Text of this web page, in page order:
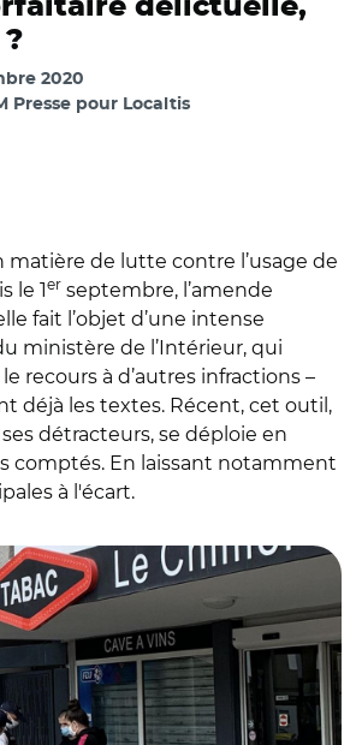
délictuelle,
?
2020
Presse pour Localtis
de lutte contre l’usage de
le 1er septembre, l’amende
fait l’objet d’une intense
ministère de l’Intérieur, qui
recours à d’autres infractions –
déjà les textes. Récent, cet outil,
détracteurs, se déploie en
comptés. En laissant notamment
à l'écart.